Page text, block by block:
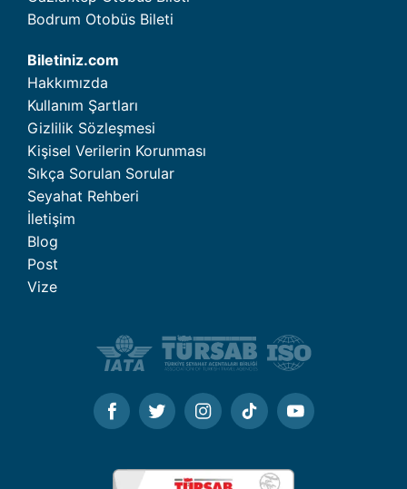
Bodrum Otobüs Bileti
Biletiniz.com
Hakkımızda
Kullanım Şartları
Gizlilik Sözleşmesi
Kişisel Verilerin Korunması
Sıkça Sorulan Sorular
Seyahat Rehberi
İletişim
Blog
Post
Vize